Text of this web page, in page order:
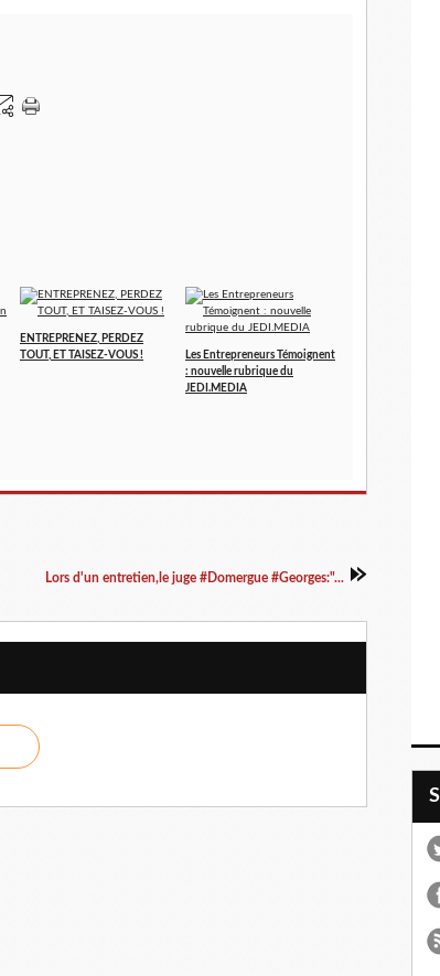
ENTREPRENEZ, PERDEZ
TOUT, ET TAISEZ-VOUS !
Les Entrepreneurs Témoignent
: nouvelle rubrique du
JEDI.MEDIA
Lors d'un entretien,le juge #Domergue #Georges:"...